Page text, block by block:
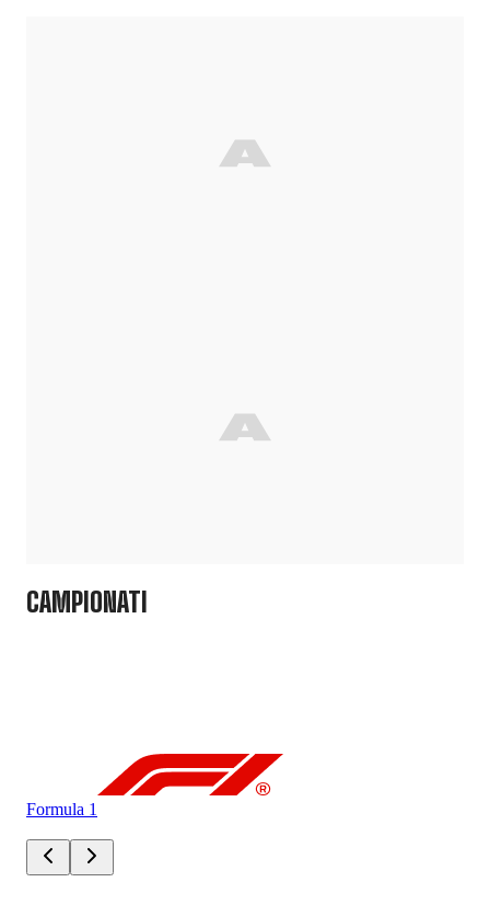
CAMPIONATI
Formula 1